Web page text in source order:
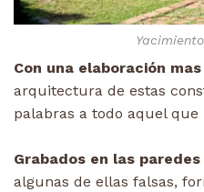
Con una elaboración
arquitectura de estas
palabras a todo aquel que
Grabados en las
algunas de ellas falsas,